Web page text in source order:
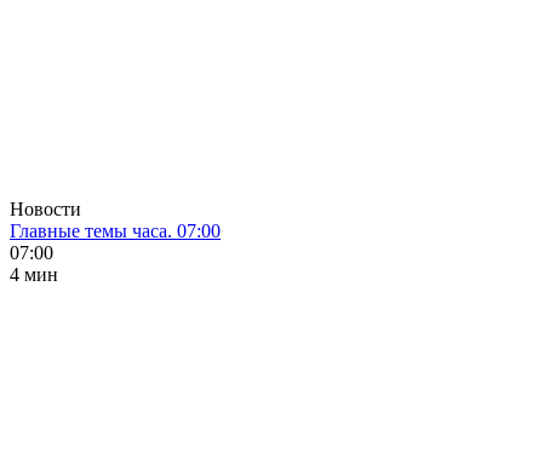
Новости
Главные темы часа. 07:00
07:00
4 мин